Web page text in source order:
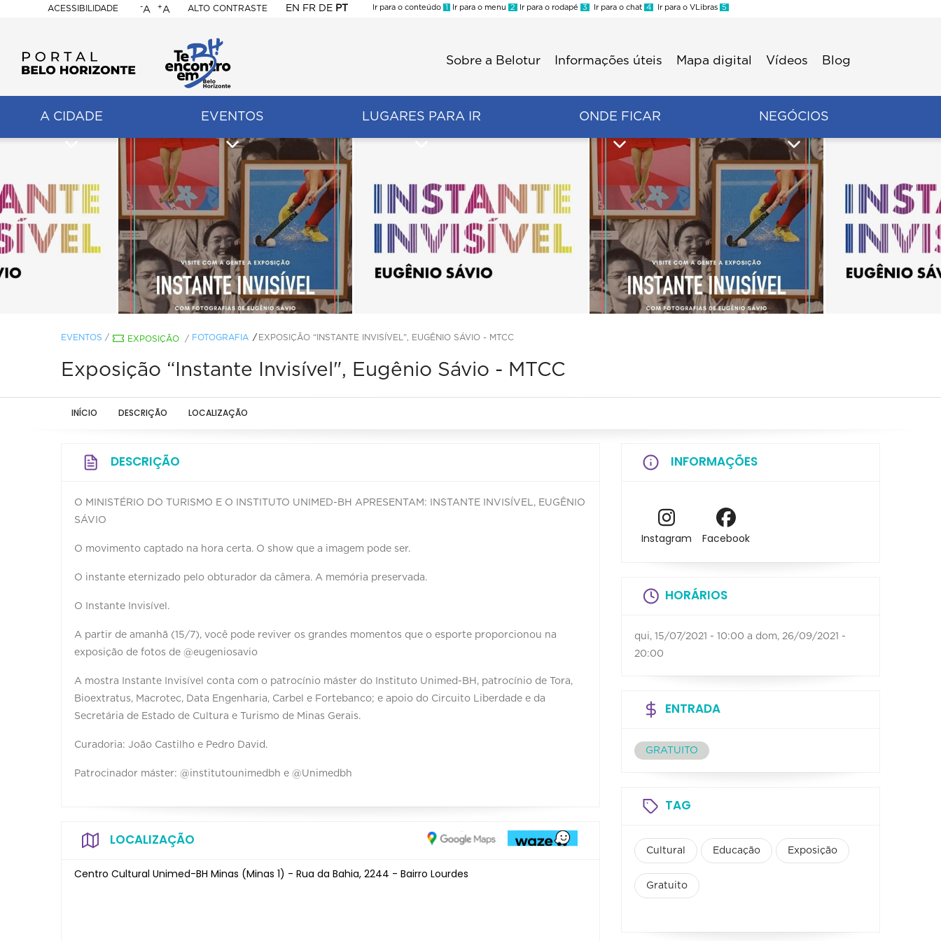
ACESSIBILIDADE
BELO
HORIZONTE
-A +A ALTO CONTRASTE EN FR DE PT
Ir para o conteúdo 1 Ir para o menu 2 Ir para o rodapé 3 Ir para o chat 4 Ir para o VLibras 5
Sobre a Belotur Informações úteis Mapa digital Vídeos Blog
A CIDADE EVENTOS LUGARES PARA IR ONDE FICAR NEGÓCIOS
EVENTOS / EXPOSIÇÃO / FOTOGRAFIA EXPOSIÇÃO “INSTANTE INVISÍVEL", EUGÊNIO SÁVIO - MTCC
Exposição “Instante Invisível", Eugênio Sávio - MTCC
INÍCIO DESCRIÇÃO LOCALIZAÇÃO
DESCRIÇÃO
O MINISTÉRIO DO TURISMO E O INSTITUTO UNIMED-BH APRESENTAM: INSTANTE INVISÍVEL, EUGÊNIO
SÁVIO⠀ ⠀
O movimento captado na hora certa. O show que a imagem pode ser.
O instante eternizado pelo obturador da câmera. A memória preservada.
O Instante Invisível.
A partir de amanhã (15/7), você pode reviver os grandes momentos que o esporte proporcionou na
exposição de fotos de @eugeniosavio ⠀ ⠀
A mostra Instante Invisível conta com o patrocínio máster do Instituto Unimed-BH, patrocínio de Tora,
Bioextratus, Macrotec, Data Engenharia, Carbel e Fortebanco; e apoio do Circuito Liberdade e da
Secretária de Estado de Cultura e Turismo de Minas Gerais.⠀ ⠀
Curadoria: João Castilho e Pedro David.⠀ ⠀
Patrocinador máster: @institutounimedbh e @Unimedbh⠀
LOCALIZAÇÃO
Centro Cultural Unimed-BH Minas (Minas 1) - Rua da Bahia, 2244 - Bairro Lourdes
INFORMAÇÕES
Instagram Facebook
HORÁRIOS
qui, 15/07/2021 - 10:00 a dom, 26/09/2021 -
20:00
ENTRADA
GRATUITO
TAG
Cultural Educação Exposição
Gratuito